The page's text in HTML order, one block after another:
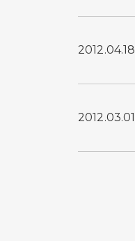
2012.04.18
2012.03.01